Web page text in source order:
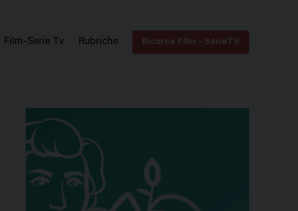
Film-Serie Tv Rubriche Ricerca Film - SerieTV